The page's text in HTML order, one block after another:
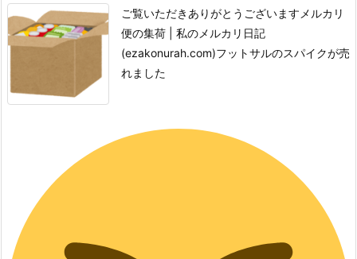
ご覧いただきありがとうございます メルカリ
便の集荷 | 私のメルカリ日記
(ezakonurah.com)フットサルのスパイクが売
れました